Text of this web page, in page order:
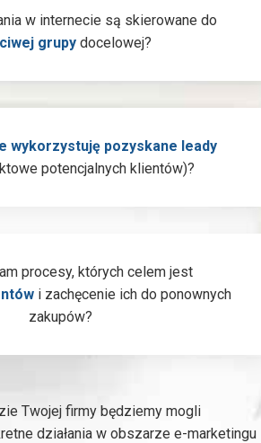
w internecie są skierowane do
grupy docelowej?
wykorzystuję pozyskane leady
potencjalnych klientów)?
procesy, których celem jest
i zachęcenie ich do ponownych
zakupów?
Twojej firmy będziemy mogli
działania w obszarze e-marketingu